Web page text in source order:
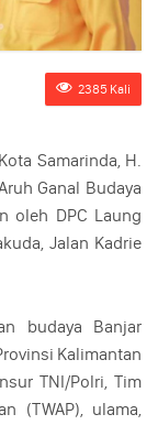
2385 Kali
Samarinda, H.
Ganal Budaya
oleh DPC Laung
Jalan Kadrie
budaya Banjar
Kalimantan
TNI/Polri, Tim
(TWAP), ulama,